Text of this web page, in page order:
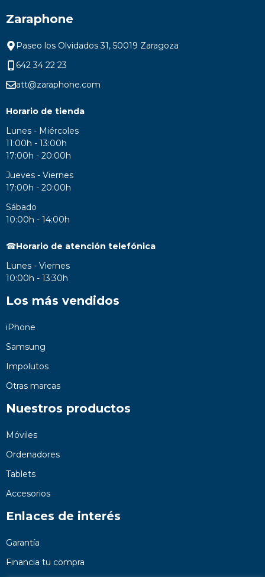
Zaraphone
Paseo los Olvidados 31, 50019 Zaragoza
642 34 22 23
att@zaraphone.com
Horario de tienda
Lunes - Miércoles
11:00h - 13:00h
17:00h - 20:00h
Jueves - Viernes
17:00h - 20:00h
Sábado
10:00h - 14:00h
☎Horario de atención telefónica
Lunes - Viernes
10:00h - 13:30h
Los más vendidos
iPhone
Samsung
Impolutos
Otras marcas
Nuestros productos
Móviles
Ordenadores
Tablets
Accesorios
Enlaces de interés
Garantía
Financia tu compra